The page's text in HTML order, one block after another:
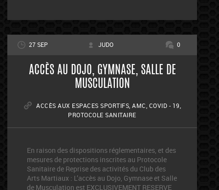
27 SEP JUDO 0
ACCÈS AU DOJO, GYMNASE, SALLE DE
MUSCULATION
ACCÈS AUX ESPACES SPORTIFS AMC COVID - 19
PROTOCOLE SANITAIRE
En raison des dispositions réglementaires, et des
mesures de protections inscrites au Protocole
Sanitaire de Reprise des activités du Club des
Arts Martiaux : L’accès au Dojo, Gymnase et Salle
de Musculation est EXCLUSIVEMENT RESERVE